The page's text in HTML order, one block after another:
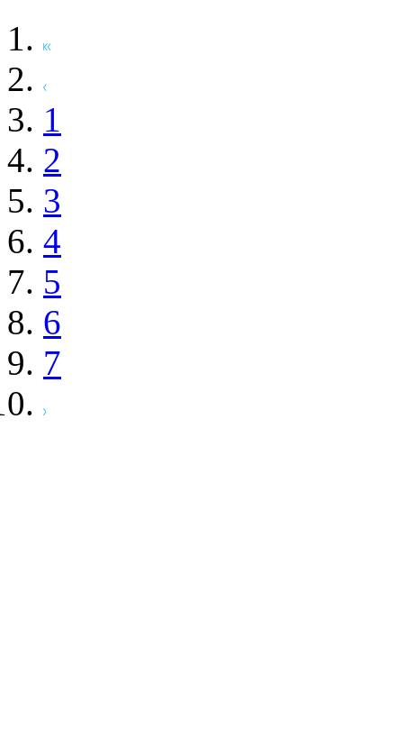
1
2
3
4
5
6
7